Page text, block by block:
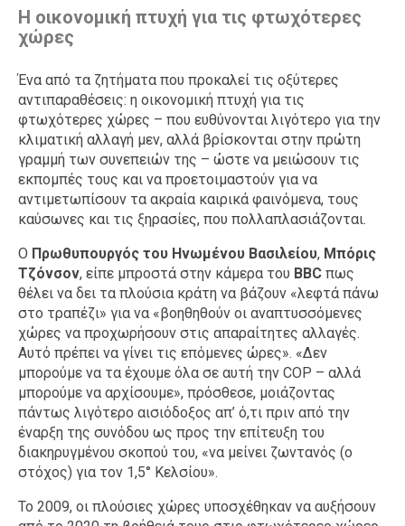
Η οικονομική πτυχή για τις φτωχότερες
χώρες
Ένα από τα ζητήματα που προκαλεί τις οξύτερες
αντιπαραθέσεις: η οικονομική πτυχή για τις
φτωχότερες χώρες – που ευθύνονται λιγότερο για την
κλιματική αλλαγή μεν, αλλά βρίσκονται στην πρώτη
γραμμή των συνεπειών της – ώστε να μειώσουν τις
εκπομπές τους και να προετοιμαστούν για να
αντιμετωπίσουν τα ακραία καιρικά φαινόμενα, τους
καύσωνες και τις ξηρασίες, που πολλαπλασιάζονται.
Ο Π ρωθυπουργός του Ηνωμένου Βασιλείου, Μπόρις
Τζόνσον, είπε μπροστά στην κάμερα του BBC πως
θέλει να δει τα πλούσια κράτη να βάζουν «λεφτά πάνω
στο τραπέζι» για να «βοηθηθούν οι αναπτυσσόμενες
χώρες να προχωρήσουν στις απαραίτητες αλλαγές.
Αυτό πρέπει να γίνει τις επόμενες ώρες». «Δεν
μπορούμε να τα έχουμε όλα σε αυτή την COP – αλλά
μπορούμε να αρχίσουμε», πρόσθεσε, μοιάζοντας
πάντως λιγότερο αισιόδοξος απ’ ό,τι πριν από την
έναρξη της συνόδου ως προς την επίτευξη του
διακηρυγμένου σκοπού του, «να μείνει ζωντανός (ο
στόχος) για τον 1,5° Κελσίου».
Το 2009, οι πλούσιες χώρες υποσχέθηκαν να αυξήσουν